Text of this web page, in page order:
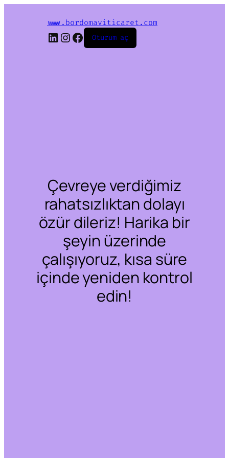
www.bordomaviticaret.com
LinkedIn
Instagram
Facebook
Oturum aç
Çevreye verdiğimiz
rahatsızlıktan dolayı
özür dileriz! Harika bir
şeyin üzerinde
çalışıyoruz, kısa süre
içinde yeniden kontrol
edin!